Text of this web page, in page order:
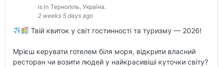
is in Тернопіль, Україна.
2 weeks 5 days ago
Твій квиток у світ гостинності та туризму — 2026!
Мрієш керувати готелем біля моря, відкрити власний
ресторан чи возити людей у найкрасивіші куточки світу?